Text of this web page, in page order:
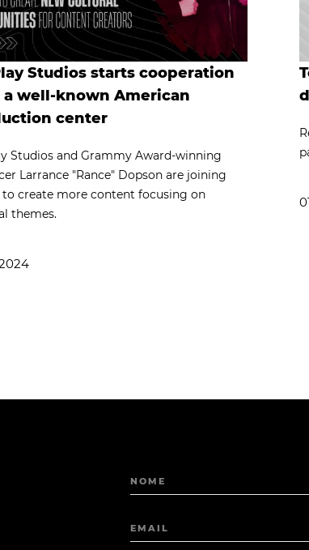
Studios starts cooperation
well-known American
center
Studios and Grammy Award-winning
Larrance "Rance" Dopson are joining
to create more content focusing on
themes.
NOME
EMAIL